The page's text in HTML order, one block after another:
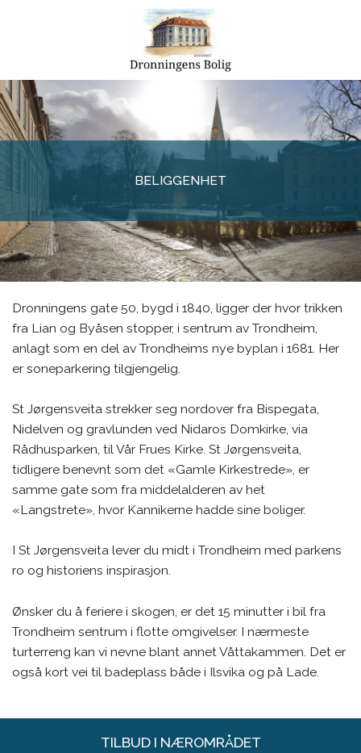
BELIGGENHET
Dronningens gate 50, bygd i 1840, ligger der hvor trikken
fra Lian og Byåsen stopper, i sentrum av Trondheim,
anlagt som en del av Trondheims nye byplan i 1681. Her
er soneparkering tilgjengelig.
St Jørgensveita strekker seg nordover fra Bispegata,
Nidelven og gravlunden ved Nidaros Domkirke, via
Rådhusparken, til Vår Frues Kirke. St Jørgensveita,
tidligere benevnt som det «Gamle Kirkestrede», er
samme gate som fra middelalderen av het
«Langstrete», hvor Kannikerne hadde sine boliger.
I St Jørgensveita lever du midt i Trondheim med parkens
ro og historiens inspirasjon.
Ønsker du å feriere i skogen, er det 15 minutter i bil fra
Trondheim sentrum i flotte omgivelser. I nærmeste
turterreng kan vi nevne blant annet Våttakammen. Det er
også kort vei til badeplass både i Ilsvika og på Lade.
TILBUD I NÆROMRÅDET